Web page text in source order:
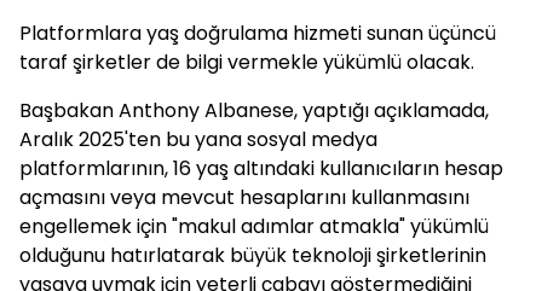
Platformlara yaş doğrulama hizmeti sunan üçüncü
taraf şirketler de bilgi vermekle yükümlü olacak.
Başbakan Anthony Albanese, yaptığı açıklamada,
Aralık 2025'ten bu yana sosyal medya
platformlarının, 16 yaş altındaki kullanıcıların hesap
açmasını veya mevcut hesaplarını kullanmasını
engellemek için "makul adımlar atmakla" yükümlü
olduğunu hatırlatarak büyük teknoloji şirketlerinin
yasaya uymak için yeterli çabayı göstermediğini